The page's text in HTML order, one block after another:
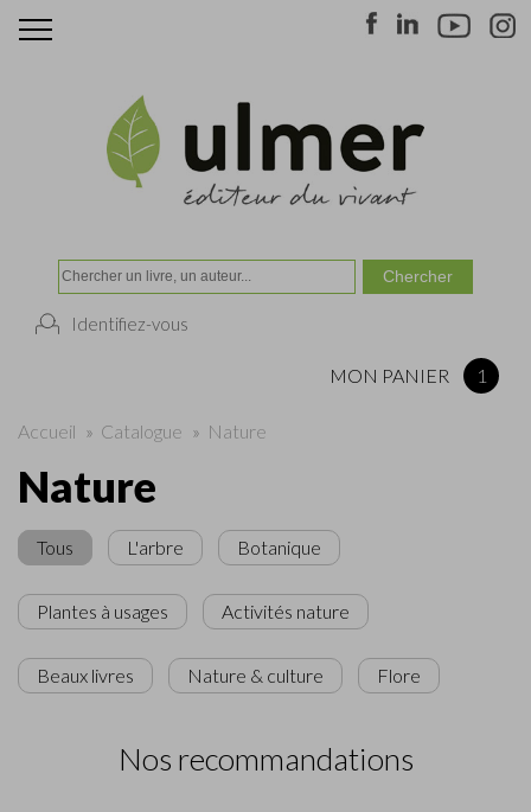
Identifiez-vous
MON PANIER 1
Accueil » Catalogue » Nature
Nature
Tous L'arbre Botanique
Plantes à usages Activités nature
Beaux livres Nature & culture Flore
Nos recommandations